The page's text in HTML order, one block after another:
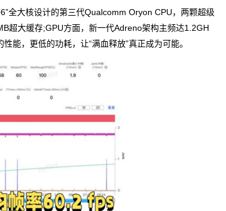
大核设计的第三代Qualcomm Oryon CPU，两颗超级
超大缓存;GPU方面，新一代Adreno架构主频达1.2GH
能，更低的功耗，让“满血释放”真正成为可能。